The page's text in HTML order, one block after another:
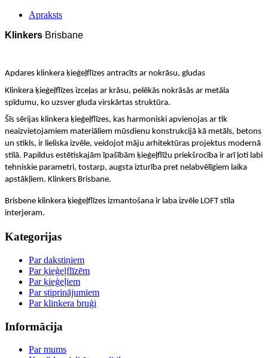
Apraksts
Klinkers Brisbane
Apdares klinkera ķieģeļflīzes antracīts ar nokrāsu, gludas
Klinkera ķieģeļflīzes izceļas ar krāsu, pelēkās nokrāsās ar metāla
spīdumu, ko uzsver gluda virskārtas struktūra.
Šīs sērijas klinkera ķieģeļflīzes, kas harmoniski apvienojas ar tik
neaizvietojamiem materiāliem mūsdienu konstrukcijā kā metāls, betons
un stikls, ir lieliska izvēle, veidojot māju arhitektūras projektus modernā
stilā. Papildus estētiskajām īpašībām ķieģeļflīžu priekšrocība ir arī ļoti labi
tehniskie parametri, tostarp, augsta izturība pret nelabvēlīgiem laika
apstākļiem. Klinkers Brisbane.
Brisbene klinkera ķieģeļflīzes izmantošana ir laba izvēle LOFT stila
interjeram.
Kategorijas
Par dakstiņiem
Par ķieģeļflīzēm
Par ķieģeļiem
Par stiprinājumiem
Par klinkera bruģi
Informācija
Par mums